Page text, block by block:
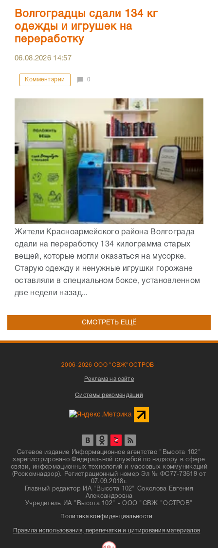
Волгоградцы сдали 134 кг
одежды и игрушек на
переработку
06.08.2026 14:57
Комментарии 0
Жители Красноармейского района Волгограда
сдали на переработку 134 килограмма старых
вещей, которые могли оказаться на мусорке.
Старую одежду и ненужные игрушки горожане
оставляли в специальном боксе, установленном
две недели назад...
СМОТРЕТЬ ЕЩЁ
2006-2026 ООО "СВЖ"ОСТРОВ"
Реклама на сайте
Системы рекомендаций
Сетевое издание Информационное агентство "Высота 102"
зарегистрировано Федеральной службой по надзору в сфере
связи, информационных технологий и массовых коммуникаций
(Роскомнадзор). Регистрационный номер Эл № ФС77-73619 от
07.09.2018г.
Главный редактор ИА "Высота 102" Соколова Евгения
Александровна
Учредитель ИА "Высота 102" - ООО "СВЖ "ОСТРОВ"
Политика конфиденциальности
Правила использования, перепечатки и цитирования материалов